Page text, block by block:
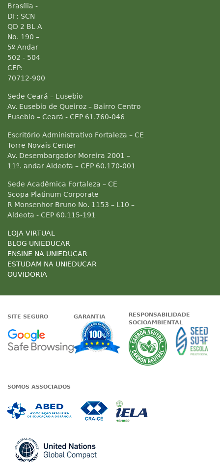
Brasília -
DF: SCN
QD 2 BL A
No. 190 –
5º Andar
502 - 504
CEP:
70712-900
Sede Ceará – Eusebio
Av. Eusebio de Queiroz – Bairro Centro
Eusebio – Ceará - CEP 61.760-046
Escritório Administrativo Fortaleza – CE
Torre Novais Center
Av. Desembargador Moreira 2001 –
11º. andar Aldeota – CEP 60.170-001
Sede Acadêmica Fortaleza – CE
Scopa Platinum Corporate
R Monsenhor Bruno No. 1153 – L10 –
Aldeota - CEP 60.115-191
LOJA VIRTUAL
BLOG UNIEDUCAR
ENSINE NA UNIEDUCAR
ESTUDAM NA UNIEDUCAR
OUVIDORIA
SITE SEGURO
Google - Status do site no
GARANTIA
Garantia de
RESPONSABILIDADE
SOCIOAMBIENTAL
A
SOMOS ASSOCIADOS